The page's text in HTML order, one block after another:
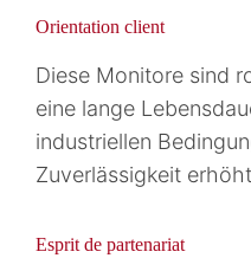
Orientation client
Diese Monitore sind
eine lange
industriellen
Zuverlässigkeit
Esprit de partenariat